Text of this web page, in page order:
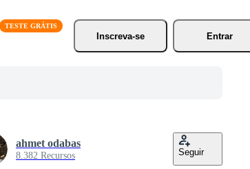
Inscreva-se
Entrar
ahmet odabas
8.382 Recursos Seguir